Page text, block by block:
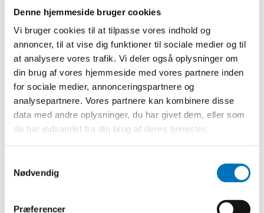
Denne hjemmeside bruger cookies
Vi bruger cookies til at tilpasse vores indhold og
annoncer, til at vise dig funktioner til sociale medier og til
at analysere vores trafik. Vi deler også oplysninger om
din brug af vores hjemmeside med vores partnere inden
for sociale medier, annonceringspartnere og
analysepartnere. Vores partnere kan kombinere disse
data med andre oplysninger, du har givet dem, eller som
de har indsamlet fra din brug af deres tjenester.
Nødvendig
Præferencer
vare, da dette vil hjælpe os med at vurdere situationen korrekt.
Vi stræber efter at håndtere eventuelle problemer med
beskadigede eller defekte varer effektivt og sørge for, at du
får en passende løsning. Vores kundeservice står til rådighed
for at hjælpe dig med at løse eventuelle spørgsmål eller
bekymringer, du måtte have.
Kontakt os
Hvis du har spørgsmål om vores retur- og reklamationspolitik,
er du velkommen til at kontakte os på
salg@toolshoppen.dk.